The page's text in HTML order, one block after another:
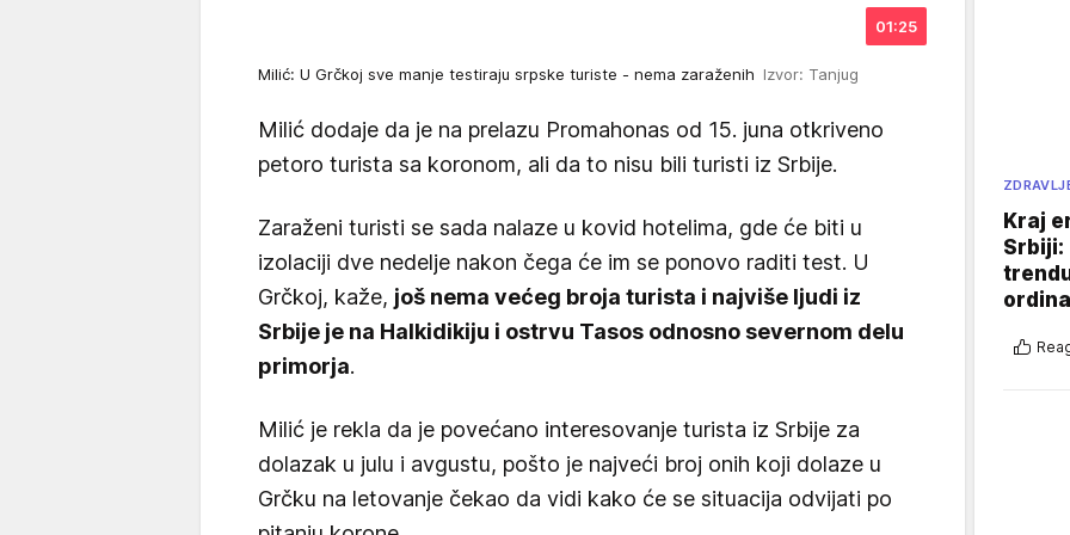
01:25
Milić: U Grčkoj sve manje testiraju srpske turiste - nema zaraženih Izvor: Tanjug
Milić dodaje da je na prelazu Promahonas od 15. juna otkriveno
petoro turista sa koronom, ali da to nisu bili turisti iz Srbije.
Zaraženi turisti se sada nalaze u kovid hotelima, gde će biti u
izolaciji dve nedelje nakon čega će im se ponovo raditi test. U
Grčkoj, kaže, još nema većeg broja turista i najviše ljudi iz
Srbije je na Halkidikiju i ostrvu Tasos odnosno severnom delu
primorja.
Milić je rekla da je povećano interesovanje turista iz Srbije za
dolazak u julu i avgustu, pošto je najveći broj onih koji dolaze u
Grčku na letovanje čekao da vidi kako će se situacija odvijati po
Kraj
Srbiji: